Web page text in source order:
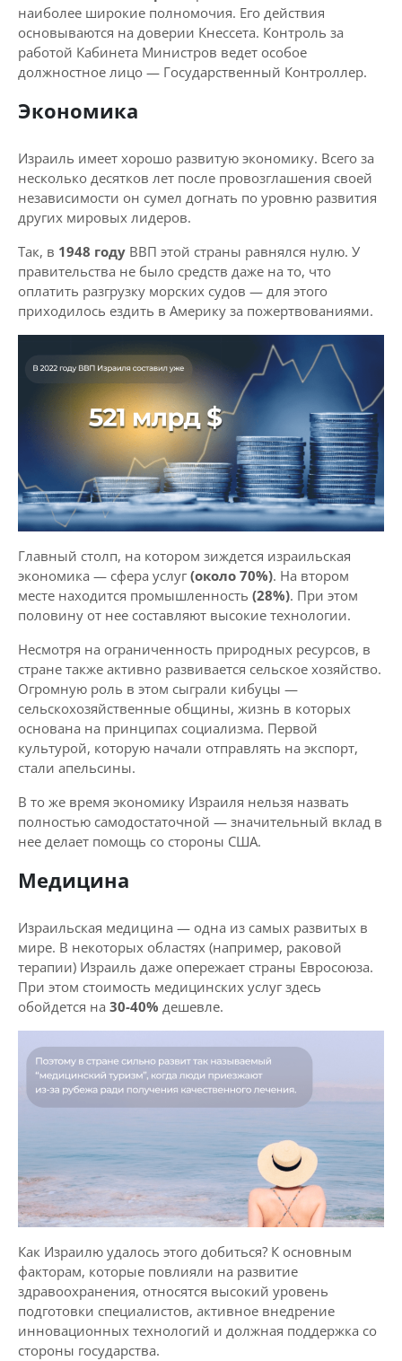
наиболее широкие полномочия. Его действия
основываются на доверии Кнессета. Контроль за
работой Кабинета Министров ведет особое
должностное лицо — Государственный Контроллер.
Экономика
Израиль имеет хорошо развитую экономику. Всего за
несколько десятков лет после провозглашения своей
независимости он сумел догнать по уровню развития
других мировых лидеров.
Так, в 1948 году ВВП этой страны равнялся нулю. У
правительства не было средств даже на то, что
оплатить разгрузку морских судов — для этого
приходилось ездить в Америку за пожертвованиями.
Главный столп, на котором зиждется израильская
экономика — сфера услуг(около 70%). На втором
месте находится промышленность (28%). При этом
половину от нее составляют высокие технологии.
Несмотря на ограниченность природных ресурсов, в
стране также активно развивается сельское хозяйство.
Огромную роль в этом сыграли кибуцы —
сельскохозяйственные общины, жизнь в которых
основана на принципах социализма. Первой
культурой, которую начали отправлять на экспорт,
стали апельсины.
В то же время экономику Израиля нельзя назвать
полностью самодостаточной — значительный вклад в
нее делает помощь со стороны США.
Медицина
Израильская медицина — одна из самых развитых в
мире. В некоторых областях (например, раковой
терапии) Израиль даже опережает страны Евросоюза.
При этом стоимость медицинских услуг здесь
обойдется на 30-40% дешевле.
Как Израилю удалось этого добиться? К основным
факторам, которые повлияли на развитие
здравоохранения, относятся высокий уровень
подготовки специалистов, активное внедрение
инновационных технологий и должная поддержка со
стороны государства.